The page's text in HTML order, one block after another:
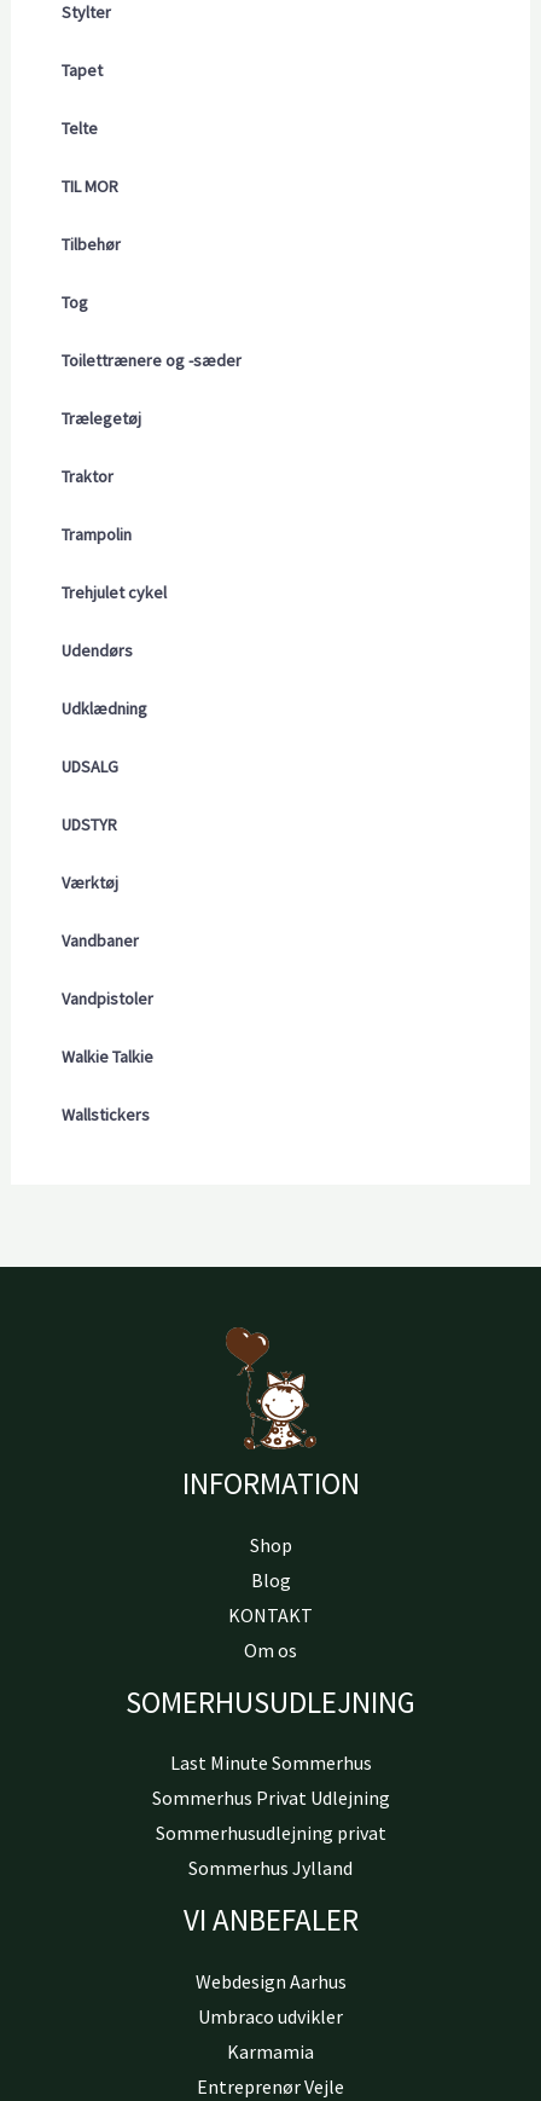
Stylter
Tapet
Telte
TIL MOR
Tilbehør
Tog
Toilettrænere og -sæder
Trælegetøj
Traktor
Trampolin
Trehjulet cykel
Udendørs
Udklædning
UDSALG
UDSTYR
Værktøj
Vandbaner
Vandpistoler
Walkie Talkie
Wallstickers
INFORMATION
Shop
Blog
KONTAKT
Om os
SOMERHUSUDLEJNING
Last Minute Sommerhus
Sommerhus Privat Udlejning
Sommerhusudlejning privat
Sommerhus Jylland
VI ANBEFALER
Webdesign Aarhus
Umbraco udvikler
Karmamia
Entreprenør Vejle